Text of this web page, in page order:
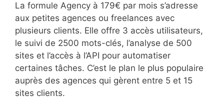
La formule Agency à 179€ par mois s’adresse
aux petites agences ou freelances avec
plusieurs clients. Elle offre 3 accès utilisateurs,
le suivi de 2500 mots-clés, l’analyse de 500
sites et l’accès à l’API pour automatiser
certaines tâches. C’est le plan le plus populaire
auprès des agences qui gèrent entre 5 et 15
sites clients.